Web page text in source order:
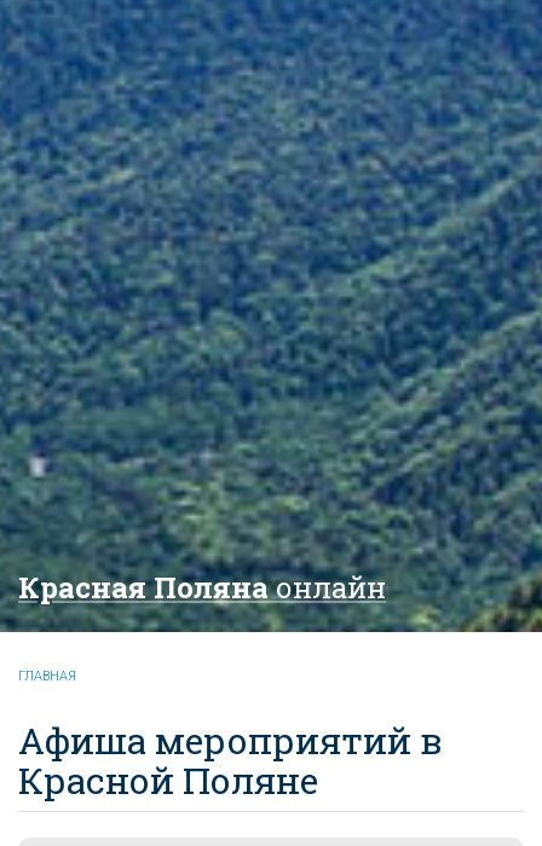
Красная Полянаонлайн
ГЛАВНАЯ
Афиша мероприятий в
Красной Поляне